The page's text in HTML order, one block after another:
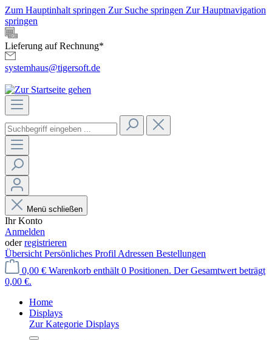
Zum Hauptinhalt springen Zur Suche springen Zur Hauptnavigation
springen
Lieferung auf Rechnung*
systemhaus@tigersoft.de
Menü schließen
Ihr Konto
Anmelden
oderregistrieren
Übersicht Persönliches Profil Adressen Bestellungen
0,00 € Warenkorb enthält 0 Positionen. Der Gesamtwert beträgt
0,00 €.
Home
Displays
Zur Kategorie Displays